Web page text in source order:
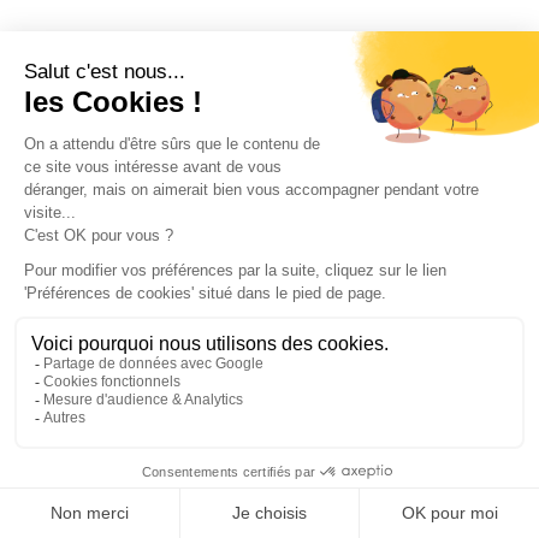
POIGNÉES
Films pour fenêtre
dépoli blanc PVC
(Blanc)
POIGNÉES